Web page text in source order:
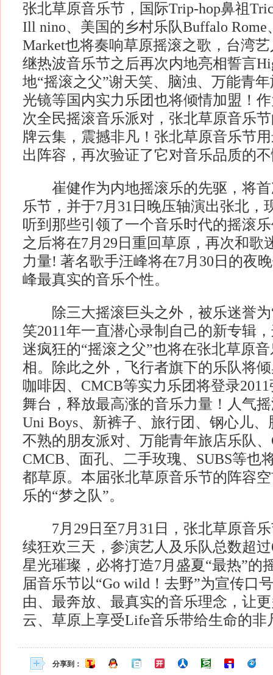
张北草原音乐节，国际Trip-hop鼻祖
Ill nino、美国的乡村乐队Buffalo
Market也将奏响草原摇滚之歌，台湾
继热波音乐节之后再次内地亮相誓言
地“摇滚之父”谢天笑、脑浊、万能青
光镜等国内实力乐团也将倾情加盟！
次全民摇滚音乐派对，张北草原音乐
牌云集，震撼非凡！张北草原音乐节
出阵容，再次验证了它对音乐品质的
崔健作为内地摇滚乐的先驱，将首
乐节，并于7月31日晚压轴演出张北，
听到那些引领了一个音乐时代的摇滚
之后将在7月29日重回草原，再次和歌
力量! 著名歌手汪峰将在7月30日的夜
峰最真实的音乐个性。
除三大摇滚巨头之外，被乐迷誉为
笑2011年一直潜心录制自己的新专辑
迷疯狂的“摇滚之父”也将在张北草原
相。除此之外，飞行者旗下的乐队将
咖啡因、CMCB等实力乐团将登录
舞台，释放最高涨的音乐力量！人气
Uni Boys、新裤子、旅行团、钢心儿
不熟的朋友派对、万能青年旅店乐队
CMCB、面孔、二手玫瑰、SUBS等也
都草原。本届张北草原音乐节的阵容
乐的“梦之队”。
7月29日至7月31日，张北草原音乐
续狂欢三天，参演艺人及乐队总数超
星光璀璨，必将打造7月盛夏“最热”的
届音乐节以“Go wild！去野”为宣传口
由、最奔放、最真实的音乐理念，让
云、草原上享受Life音乐带给生命的非
分享到：